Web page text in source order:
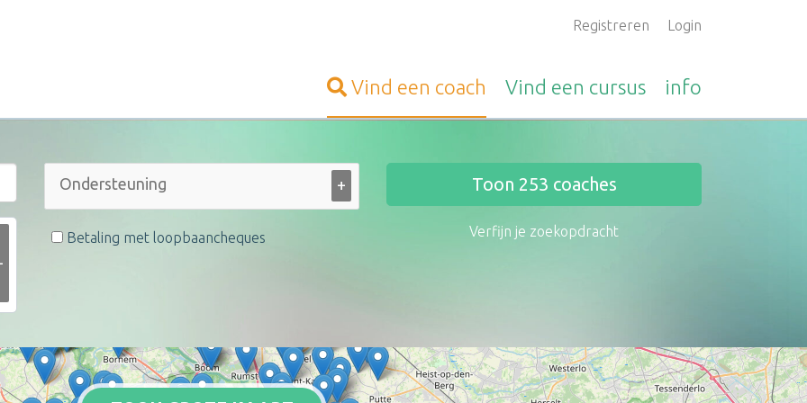
Registreren Login
Vind een coach Vind een cursus info
+
Betaling met loopbaancheques
Toon 253 coaches
Verfijn je zoekopdracht